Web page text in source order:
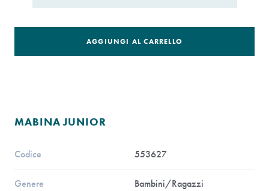
AGGIUNGI AL CARRELLO
MABINA JUNIOR
Codice 553627
Genere Bambini/Ragazzi